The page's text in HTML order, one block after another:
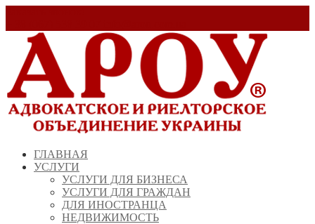
ГЛАВНАЯ
УСЛУГИ
УСЛУГИ ДЛЯ БИЗНЕСА
УСЛУГИ ДЛЯ ГРАЖДАН
ДЛЯ ИНОСТРАНЦА
НЕДВИЖИМОСТЬ